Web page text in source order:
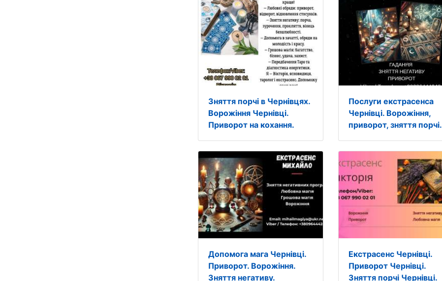
Зняття порчі в Чернівцях.
Ворожіння Чернівці.
Приворот на кохання.
Послуги екстрасенса
Чернівці. Ворожіння,
приворот, зняття порчі.
Допомога мага Чернівці.
Приворот. Ворожіння.
Зняття негативу.
Екстрасенс Чернівці.
Приворот Чернівці.
Зняття порчі Чернівці.